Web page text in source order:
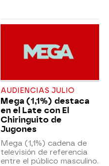
AUDIENCIAS JULIO
Mega (1,1%) destaca
en el Late con El
Chiringuito de
Jugones
Mega (1,1%) cadena de
televisión de referencia
entre el público masculino.